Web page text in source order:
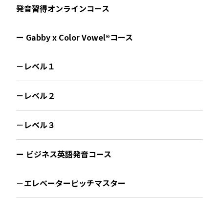
発音習得オンラインコース
ー Gabby x Color Vowel®︎コース
－レベル１
－レベル２
－レベル３
ー ビジネス英語発音コース
－エレベーターピッチマスター